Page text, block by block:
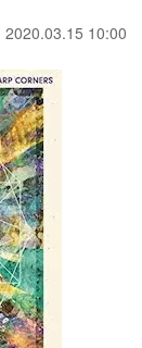
2020.03.15 10:00